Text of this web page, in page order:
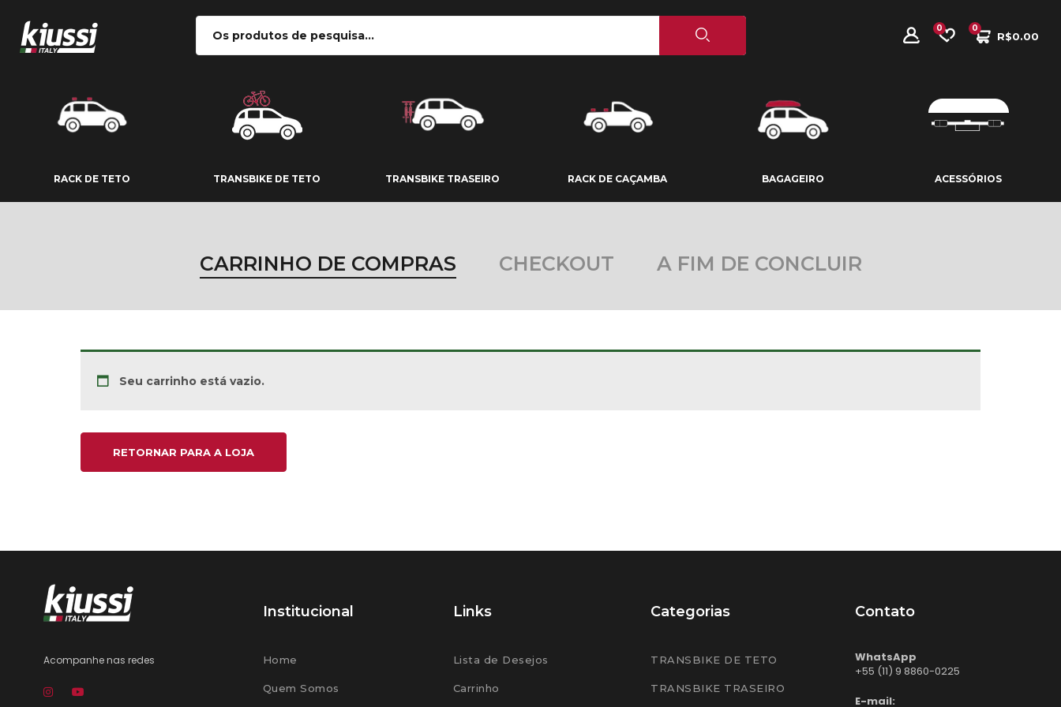
0
R$0.00
0
RACK DE TETO TRANSBIKE DE TETO TRANSBIKE TRASEIRO RACK DE CAÇAMBA BAGAGEIRO ACESSÓRIOS
TRANSBIKE DE TETO
CARRINHO DE COMPRAS CHECKOUT A FIM DE CONCLUIR
Seu carrinho está vazio.
RETORNAR PARA A LOJA
Acompanhe nas redes
Institucional
Home
Quem Somos
Links
Lista de Desejos
Carrinho
Categorias
TRANSBIKE DE TETO
TRANSBIKE TRASEIRO
Contato
WhatsApp
+55 (11) 9 8860-0225
E-mail: